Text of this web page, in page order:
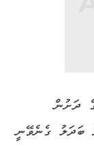
ދަށުން
ބަދަލު ގެނެވޭނީ